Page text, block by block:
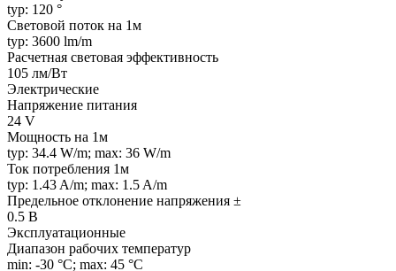
typ: 120 °
Световой поток на 1м
typ: 3600 lm/m
Расчетная световая эффективность
105 лм/Вт
Электрические
Напряжение питания
24 V
Мощность на 1м
typ: 34.4 W/m; max: 36 W/m
Ток потребления 1м
typ: 1.43 A/m; max: 1.5 A/m
Предельное отклонение напряжения ±
0.5 В
Эксплуатационные
Диапазон рабочих температур
min: -30 °C; max: 45 °C